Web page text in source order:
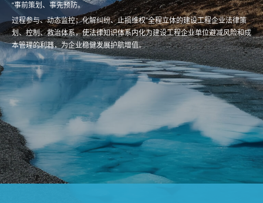
“事前策划、事先预防。
过程参与、动态监控；化解纠纷、止损维权”全程立体的建设工程企业法律策
划、控制、救治体系，使法律知识体系内化为建设工程企业单位避减风险和成
本管理的利器，为企业稳健发展护航增值。